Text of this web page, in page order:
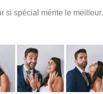
si spécial mérite le meilleur.